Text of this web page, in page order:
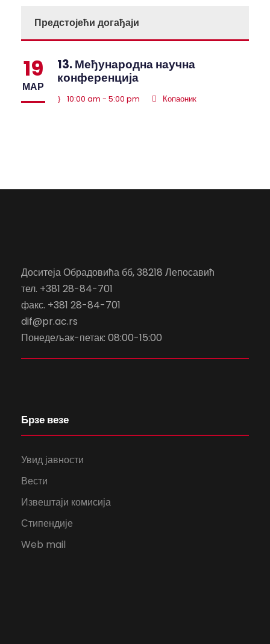
Предстојећи догађаји
19
МАР
13. Међународна научна
конференција
10:00 am - 5:00 pm Копаоник
Доситеја Обрадовића бб, 38218 Лепосавић
тел. +381 28-84-701
факс. +381 28-84-701
dif@pr.ac.rs
Понедељак-петак: 08:00-15:00
Брзе везе
Увид јавности
Вести
Извештаји комисија
Стипендије
Web mail